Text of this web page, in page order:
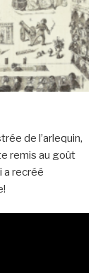
de l’arlequin,
remis au goût
a recréé